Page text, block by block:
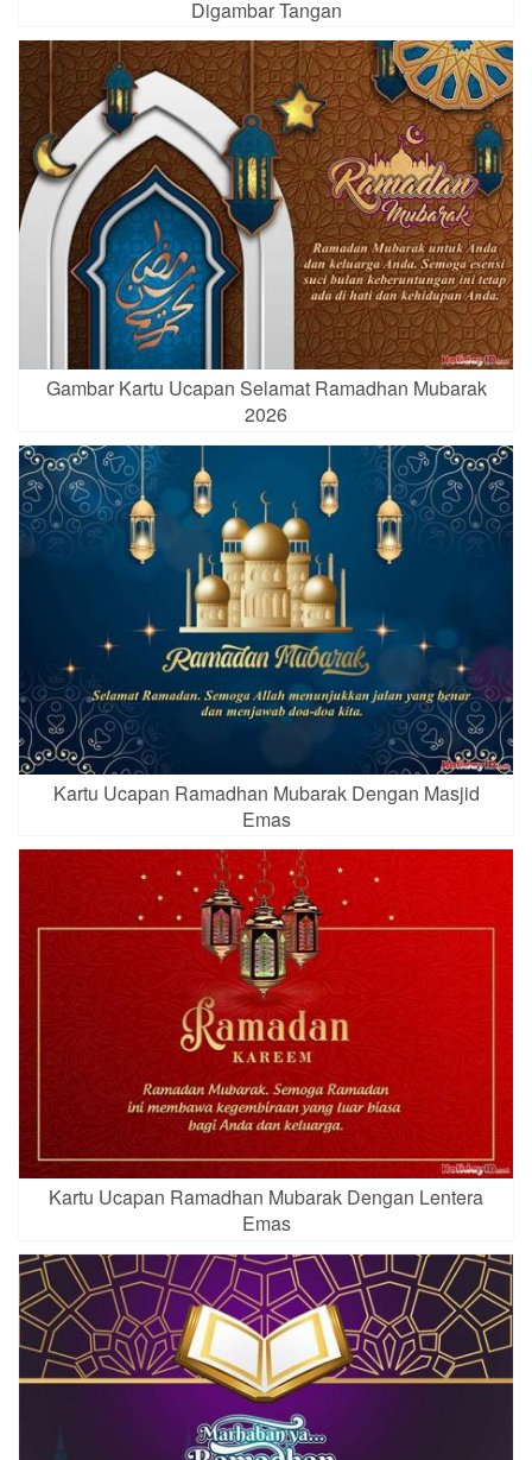
Digambar Tangan
Gambar Kartu Ucapan Selamat Ramadhan Mubarak
2026
Kartu Ucapan Ramadhan Mubarak Dengan Masjid
Emas
Kartu Ucapan Ramadhan Mubarak Dengan Lentera
Emas